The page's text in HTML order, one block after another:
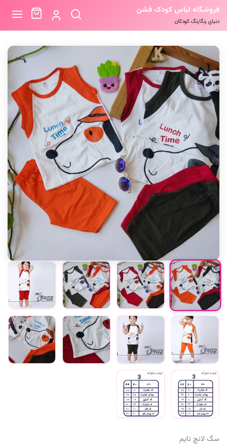
فروشگاه لباس کودک فشن
دنیای رنگارنگ کودکان
سگ لانچ تایم